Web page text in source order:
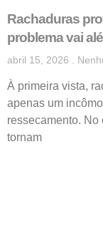
Rachaduras
problema vai
abril 15, 2026
À primeira vista,
apenas um
ressecamento. No
tornam